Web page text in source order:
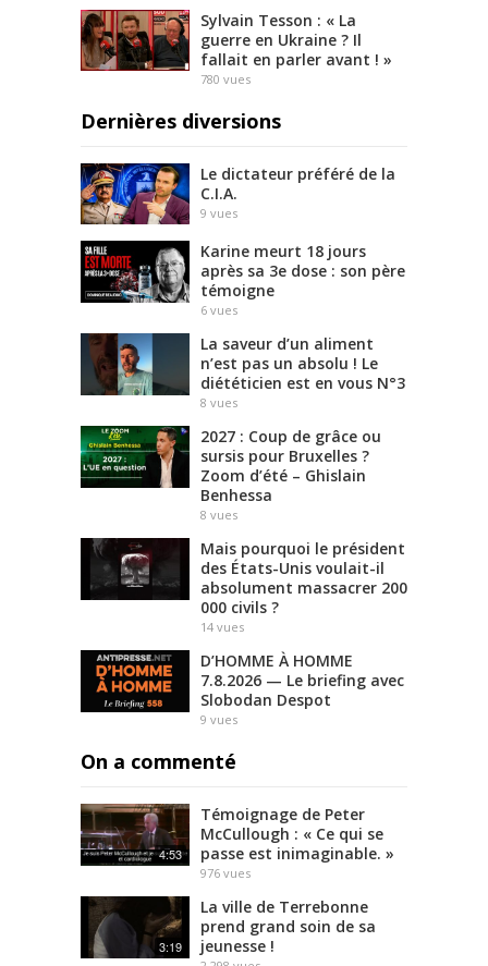
Sylvain Tesson : « La
guerre en Ukraine ? Il
fallait en parler avant ! »
780 vues
Dernières diversions
Le dictateur préféré de la
C.I.A.
9 vues
Karine meurt 18 jours
après sa 3e dose : son père
témoigne
6 vues
La saveur d’un aliment
n’est pas un absolu ! Le
diététicien est en vous N°3
8 vues
2027 : Coup de grâce ou
sursis pour Bruxelles ?
Zoom d’été – Ghislain
Benhessa
8 vues
Mais pourquoi le président
des États-Unis voulait-il
absolument massacrer 200
000 civils ?
14 vues
D’HOMME À HOMME
7.8.2026 — Le briefing avec
Slobodan Despot
9 vues
On a commenté
4:53
Témoignage de Peter
McCullough : « Ce qui se
passe est inimaginable. »
976 vues
3:19
La ville de Terrebonne
prend grand soin de sa
jeunesse !